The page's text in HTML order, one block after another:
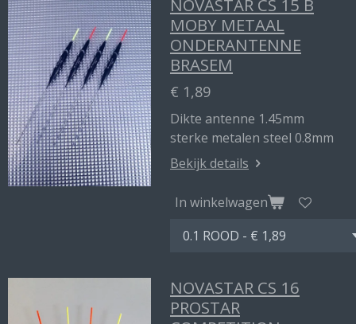
NOVASTAR CS 15 B
MOBY METAAL
ONDERANTENNE
BRASEM
€ 1,89
Dikte antenne 1.45mm
sterke metalen steel 0.8mm
Bekijk details
In winkelwagen
NOVASTAR CS 16
PROSTAR